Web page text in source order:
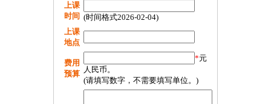
上课
时间 (时间格式2026-02-04)
上课
地点
费用
预算
*元
人民币。
(请填写数字，不需要填写单位。)